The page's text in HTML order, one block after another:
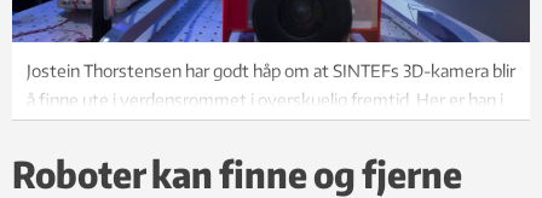
Jostein Thorstensen har godt håp om at SINTEFs 3D-kamera blir
å finne ute i verdensrommet i overskuelig fremtid. Her er han i
Roboter kan finne og fjerne